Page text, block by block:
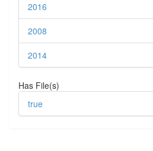
2016
2008
2014
Has File(s)
true